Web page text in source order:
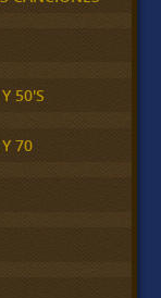
50'S
70